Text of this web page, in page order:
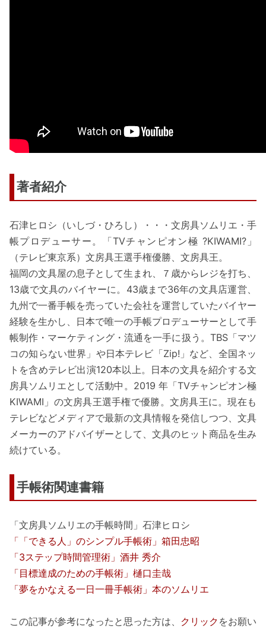
著者紹介
石津ヒロシ（いしづ・ひろし）・・・文房具ソムリエ・手
帳プロデューサー。「TVチャンピオン極 ?KIWAMI?」
（テレビ東京系）文房具王選手権優勝、文房具王。
福岡の文具屋の息子として生まれ、７歳からレジを打ち、
13歳で文具のバイヤーに。43歳まで36年の文具店運営、
九州で一番手帳を売っていた会社を運営していたバイヤー
経験を生かし、日本で唯一の手帳プロデューサーとして手
帳制作・マーケティング・流通を一手に扱う。TBS「マツ
コの知らない世界」や日本テレビ「Zip!」など、全国ネッ
トを含めテレビ出演120本以上。日本の文具を紹介する文
房具ソムリエとして活動中。2019 年「TVチャンピオン極
KIWAMI」の文房具王選手権で優勝。文房具王に。現在も
テレビなどメディアで最新の文具情報を発信しつつ、文具
メーカーのアドバイザーとして、文具のヒット商品を生み
続けている。
手帳術関連書籍
「文房具ソムリエの手帳時間」石津ヒロシ
「「できる人」のシンプル手帳術」箱田忠昭
「3ステップ時間管理術」酒井 秀介
「目標達成のための手帳術」樋口圭哉
「夢をかなえる一日一冊手帳術」本のソムリエ
この記事が参考になったと思った方は、 クリック をお願い